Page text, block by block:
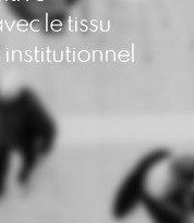
le tissu